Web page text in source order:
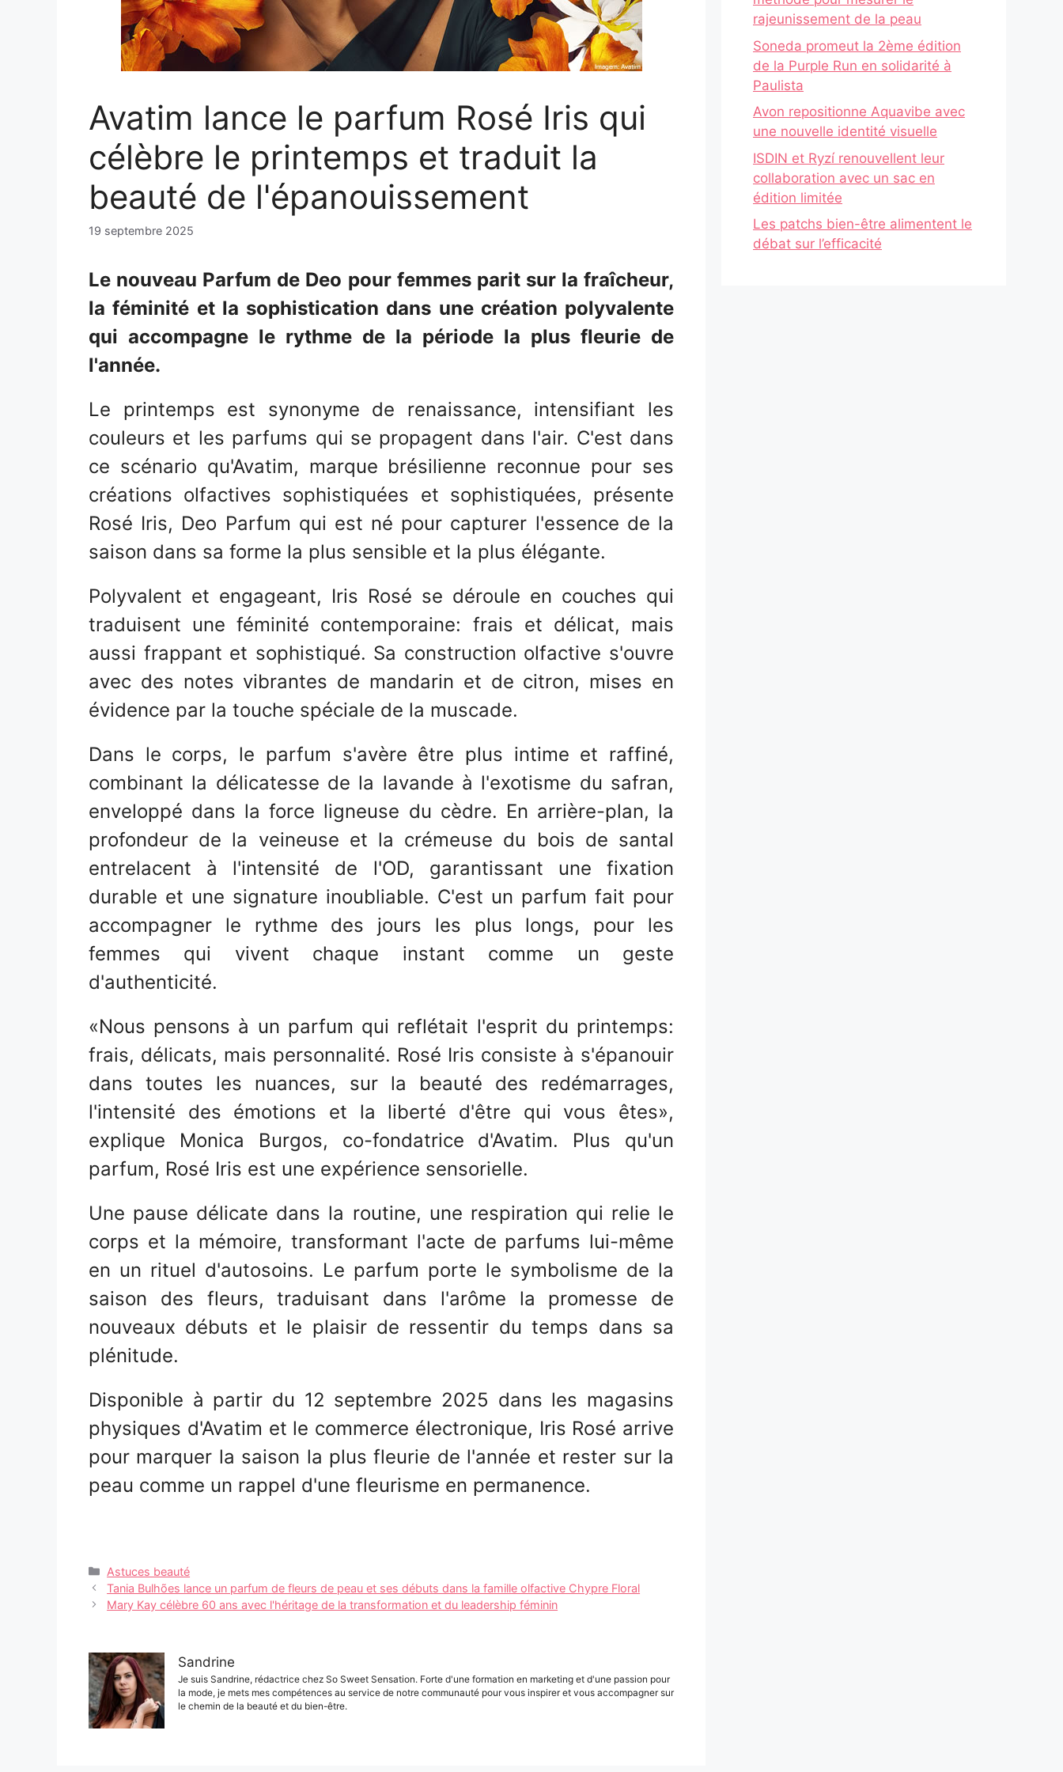
Avatim lance le parfum Rosé Iris qui
célèbre le printemps et traduit la
beauté de l'épanouissement
19 septembre 2025
Le nouveau Parfum de Deo pour femmes parit sur la fraîcheur,
la féminité et la sophistication dans une création polyvalente
qui accompagne le rythme de la période la plus fleurie de
l'année.
Le printemps est synonyme de renaissance, intensifiant les
couleurs et les parfums qui se propagent dans l'air. C'est dans
ce scénario qu'Avatim, marque brésilienne reconnue pour ses
créations olfactives sophistiquées et sophistiquées, présente
Rosé Iris, Deo Parfum qui est né pour capturer l'essence de la
saison dans sa forme la plus sensible et la plus élégante.
Polyvalent et engageant, Iris Rosé se déroule en couches qui
traduisent une féminité contemporaine: frais et délicat, mais
aussi frappant et sophistiqué. Sa construction olfactive s'ouvre
avec des notes vibrantes de mandarin et de citron, mises en
évidence par la touche spéciale de la muscade.
Dans le corps, le parfum s'avère être plus intime et raffiné,
combinant la délicatesse de la lavande à l'exotisme du safran,
enveloppé dans la force ligneuse du cèdre. En arrière-plan, la
profondeur de la veineuse et la crémeuse du bois de santal
entrelacent à l'intensité de l'OD, garantissant une fixation
durable et une signature inoubliable. C'est un parfum fait pour
accompagner le rythme des jours les plus longs, pour les
femmes qui vivent chaque instant comme un geste
d'authenticité.
«Nous pensons à un parfum qui reflétait l'esprit du printemps:
frais, délicats, mais personnalité. Rosé Iris consiste à s'épanouir
dans toutes les nuances, sur la beauté des redémarrages,
l'intensité des émotions et la liberté d'être qui vous êtes»,
explique Monica Burgos, co-fondatrice d'Avatim. Plus qu'un
parfum, Rosé Iris est une expérience sensorielle.
Une pause délicate dans la routine, une respiration qui relie le
corps et la mémoire, transformant l'acte de parfums lui-même
en un rituel d'autosoins. Le parfum porte le symbolisme de la
saison des fleurs, traduisant dans l'arôme la promesse de
nouveaux débuts et le plaisir de ressentir du temps dans sa
plénitude.
Disponible à partir du 12 septembre 2025 dans les magasins
physiques d'Avatim et le commerce électronique, Iris Rosé arrive
pour marquer la saison la plus fleurie de l'année et rester sur la
peau comme un rappel d'une fleurisme en permanence.
Catégories
Astuces beauté
Navigation
des
Tania Bulhões lance un parfum de fleurs de peau et ses débuts dans la famille olfactive Chypre Floral
Mary Kay célèbre 60 ans avec l'héritage de la transformation et du leadership féminin
Sandrine
Je suis Sandrine, rédactrice chez So Sweet Sensation. Forte d'une formation en marketing et d'une passion pour
la mode, je mets mes compétences au service de notre communauté pour vous inspirer et vous accompagner sur
le chemin de la beauté et du bien-être.
rajeunissement de la peau
Soneda promeut la 2ème édition
de la Purple Run en solidarité à
Paulista
Avon repositionne Aquavibe avec
une nouvelle identité visuelle
ISDIN et Ryzí renouvellent leur
collaboration avec un sac en
édition limitée
Les patchs bien-être alimentent le
débat sur l’efficacité